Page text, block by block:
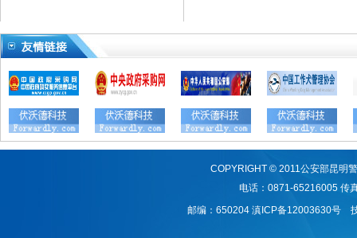
COPYRIGHT © 2011公安部昆明
电话：0871-65216005 传
邮编：650204 滇ICP备12003630号技